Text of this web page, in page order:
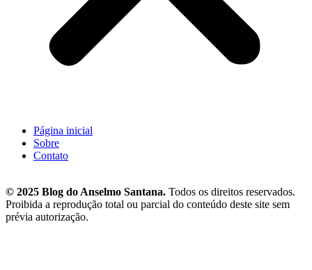
Página inicial
Sobre
Contato
© 2025 Blog do Anselmo Santana. Todos os direitos reservados.
Proibida a reprodução total ou parcial do conteúdo deste site sem
prévia autorização.